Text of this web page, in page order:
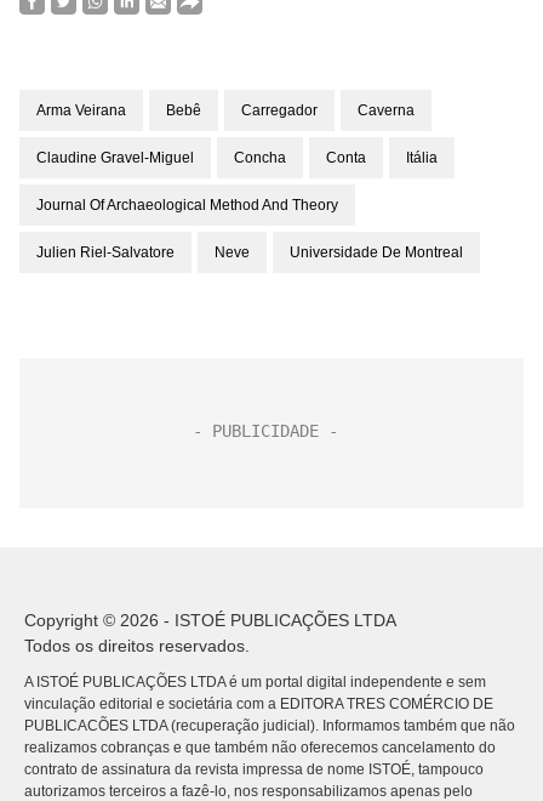
Arma Veirana Bebê Carregador Caverna
Claudine Gravel-Miguel Concha Conta Itália
Journal Of Archaeological Method And Theory
Julien Riel-Salvatore Neve Universidade De Montreal
Copyright © 2026 - ISTOÉ PUBLICAÇÕES LTDA
Todos os direitos reservados.
A ISTOÉ PUBLICAÇÕES LTDA é um portal digital independente e sem
vinculação editorial e societária com a EDITORA TRES COMÉRCIO DE
PUBLICACÕES LTDA (recuperação judicial). Informamos também que não
realizamos cobranças e que também não oferecemos cancelamento do
contrato de assinatura da revista impressa de nome ISTOÉ, tampouco
autorizamos terceiros a fazê-lo, nos responsabilizamos apenas pelo